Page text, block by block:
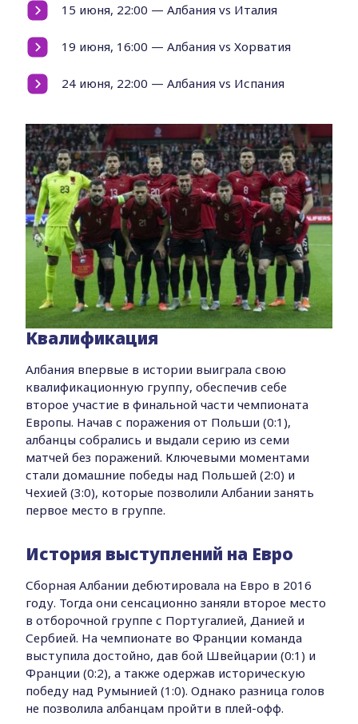
15 июня, 22:00 — Албания vs Италия
19 июня, 16:00 — Албания vs Хорватия
24 июня, 22:00 — Албания vs Испания
Квалификация
Албания впервые в истории выиграла свою
квалификационную группу, обеспечив себе
второе участие в финальной части чемпионата
Европы. Начав с поражения от Польши (0:1),
албанцы собрались и выдали серию из семи
матчей без поражений. Ключевыми моментами
стали домашние победы над Польшей (2:0) и
Чехией (3:0), которые позволили Албании занять
первое место в группе.
История выступлений на Евро
Сборная Албании дебютировала на Евро в 2016
году. Тогда они сенсационно заняли второе место
в отборочной группе с Португалией, Данией и
Сербией. На чемпионате во Франции команда
выступила достойно, дав бой Швейцарии (0:1) и
Франции (0:2), а также одержав историческую
победу над Румынией (1:0). Однако разница голов
не позволила албанцам пройти в плей-офф.